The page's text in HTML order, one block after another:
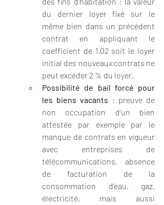
du dernier loyer fixé sur le
même bien dans un précédent
contrat en appliquant le
coefficient de 1,02 soit le loyer
initial des nouveaux contrats ne
peut excéder 2 % du loyer.
Possibilité de bail forcé pour
les biens vacants : preuve de
non occupation d’un bien
attestée par exemple par le
manque de contrats en vigueur
avec entreprises de
télécommunications, absence
de facturation de la
consommation d’eau, gaz,
électricité, mais aussi